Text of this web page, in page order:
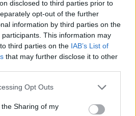
disclosed to third parties prior to
opt-out of the further
information by third parties on the
participants. This information may
third parties on the IAB’s List of
that may further disclose it to other
Opt Outs
Sharing of my